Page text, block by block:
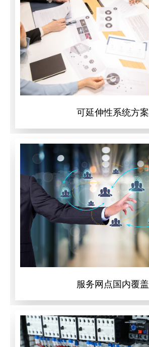
可延伸性系统方案
服务网点国内覆盖